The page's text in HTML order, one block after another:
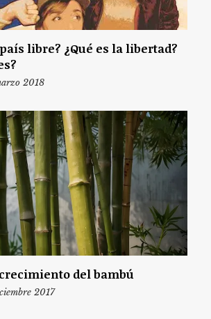
libre? ¿Qué es la libertad?
2018
del bambú
2017